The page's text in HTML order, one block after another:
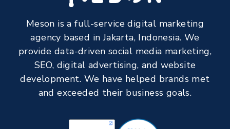
Meson is a full-service digital marketing
agency based in Jakarta, Indonesia. We
provide data-driven social media marketing,
SEO, digital advertising, and website
development. We have helped brands met
and exceeded their business goals.